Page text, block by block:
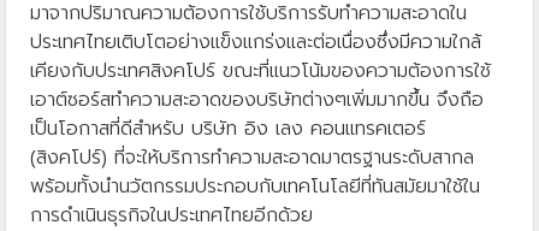
มาจากปริมาณความต้องการใช้บริการรับทำความสะอาดใน
ประเทศไทยเติบโตอย่างแข็งแกร่งและต่อเนื่องซึ่งมีความใกล้
เคียงกับประเทศสิงคโปร์ ขณะที่แนวโน้มของความต้องการใช้
เอาต์ซอร์สทำความสะอาดของบริษัทต่างๆเพิ่มมากขึ้น จึงถือ
เป็นโอกาสที่ดีสำหรับ บริษัท อิง เลง คอนแทรคเตอร์
(สิงคโปร์) ที่จะให้บริการทำความสะอาดมาตรฐานระดับสากล
พร้อมทั้งนำนวัตกรรมประกอบกับเทคโนโลยีที่ทันสมัยมาใช้ใน
การดำเนินธุรกิจในประเทศไทยอีกด้วย